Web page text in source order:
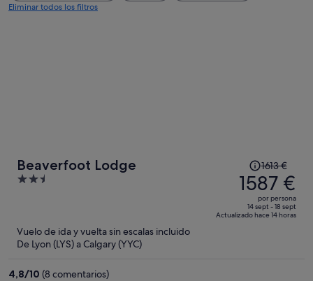
Eliminar todos los filtros
Beaverfoot Lodge
2.5
precio
era
de
1613 €,
1613 €
1587 €
por persona
14 sept - 18 sept
Actualizado hace 14 horas
Vuelo de ida y vuelta sin escalas incluido
De Lyon (LYS) a Calgary (YYC)
4,8/10 (8 comentarios)